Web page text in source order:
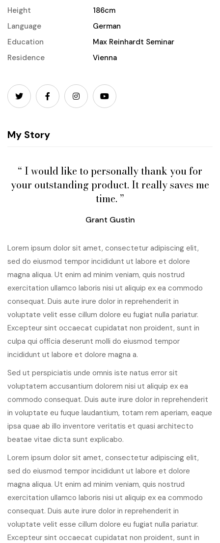
Height
186cm
Language
German
Education
Max Reinhardt Seminar
Residence
Vienna
My Story
“ I would like to personally thank you for
your outstanding product. It really saves me
time. ”
Grant Gustin
Lorem ipsum dolor sit amet, consectetur adipiscing elit,
sed do eiusmod tempor incididunt ut labore et dolore
magna aliqua. Ut enim ad minim veniam, quis nostrud
exercitation ullamco laboris nisi ut aliquip ex ea commodo
consequat. Duis aute irure dolor in reprehenderit in
voluptate velit esse cillum dolore eu fugiat nulla pariatur.
Excepteur sint occaecat cupidatat non proident, sunt in
culpa qui officia deserunt molli do eiusmod tempor
incididunt ut labore et dolore magna a.
Sed ut perspiciatis unde omnis iste natus error sit
voluptatem accusantium dolorem nisi ut aliquip ex ea
commodo consequat. Duis aute irure dolor in reprehenderit
in voluptate eu fuque laudantium, totam rem aperiam, eaque
ipsa quae ab illo inventore veritatis et quasi architecto
beatae vitae dicta sunt explicabo.
Lorem ipsum dolor sit amet, consectetur adipiscing elit,
sed do eiusmod tempor incididunt ut labore et dolore
magna aliqua. Ut enim ad minim veniam, quis nostrud
exercitation ullamco laboris nisi ut aliquip ex ea commodo
consequat. Duis aute irure dolor in reprehenderit in
voluptate velit esse cillum dolore eu fugiat nulla pariatur.
Excepteur sint occaecat cupidatat non proident, sunt in